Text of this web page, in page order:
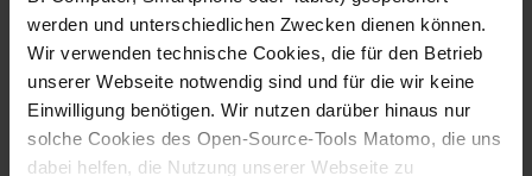
werden und unterschiedlichen Zwecken dienen können.
Wir verwenden technische Cookies, die für den Betrieb
unserer Webseite notwendig sind und für die wir keine
Einwilligung benötigen. Wir nutzen darüber hinaus nur
solche Cookies des Open-Source-Tools Matomo, die uns
dabei helfen, die Nutzung unserer Webseite zu
Download Download